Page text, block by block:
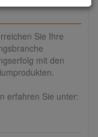
Sie Ihre
mit den
erfahren Sie unter: